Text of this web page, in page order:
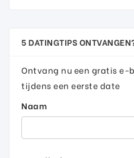
5 DATINGTIPS
Ontvang nu een gratis e-
tijdens een eerste date
Naam